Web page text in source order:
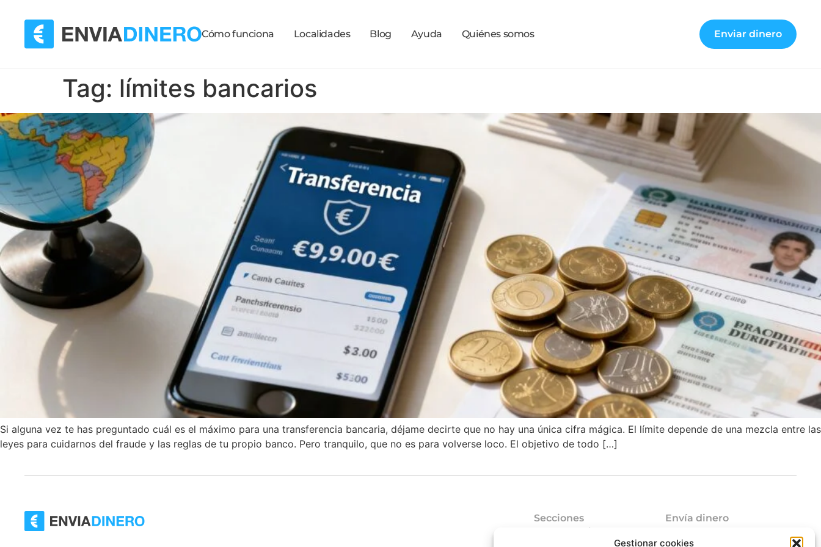
Gestionar cookies
Cómo funciona Localidades Blog Ayuda Quiénes somos Enviar dinero
Tag: límites bancarios
Si alguna vez te has preguntado cuál es el máximo para una transferencia bancaria, déjame decirte que no hay una única cifra mágica. El límite depende de una mezcla entre las
leyes para cuidarnos del fraude y las reglas de tu propio banco. Pero tranquilo, que no es para volverse loco. El objetivo de todo […]
Secciones
Envía dinero